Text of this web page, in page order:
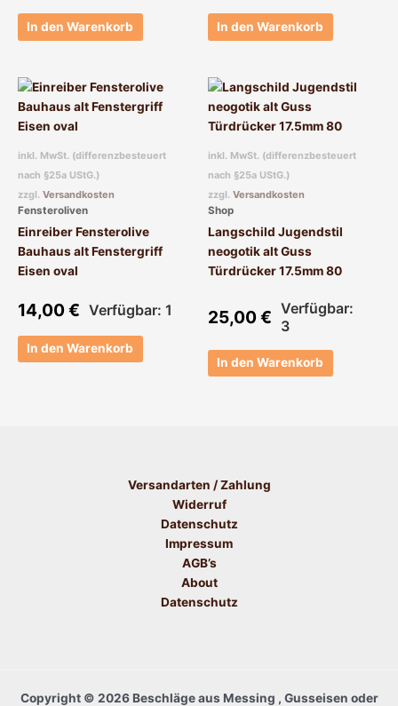
In den Warenkorb In den Warenkorb
inkl. MwSt. (differenzbesteuert
nach §25a UStG.)
zzgl. Versandkosten
Fensteroliven
Einreiber Fensterolive
Bauhaus alt Fenstergriff
Eisen oval
14,00€ Verfügbar: 1
In den Warenkorb
inkl. MwSt. (differenzbesteuert
nach §25a UStG.)
zzgl. Versandkosten
Shop
Langschild Jugendstil
neogotik alt Guss
Türdrücker 17.5mm 80
25,00€ Verfügbar:
3
In den Warenkorb
Versandarten / Zahlung
Widerruf
Datenschutz
Impressum
AGB’s
About
Datenschutz
Copyright © 2026 Beschläge aus Messing , Gusseisen oder